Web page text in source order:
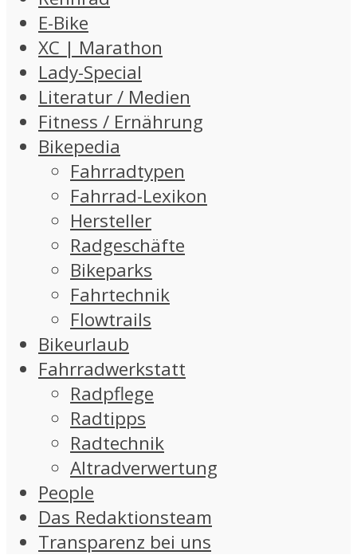
E-Bike
XC | Marathon
Lady-Special
Literatur / Medien
Fitness / Ernährung
Bikepedia
Fahrradtypen
Fahrrad-Lexikon
Hersteller
Radgeschäfte
Bikeparks
Fahrtechnik
Flowtrails
Bikeurlaub
Fahrradwerkstatt
Radpflege
Radtipps
Radtechnik
Altradverwertung
People
Das Redaktionsteam
Transparenz bei uns